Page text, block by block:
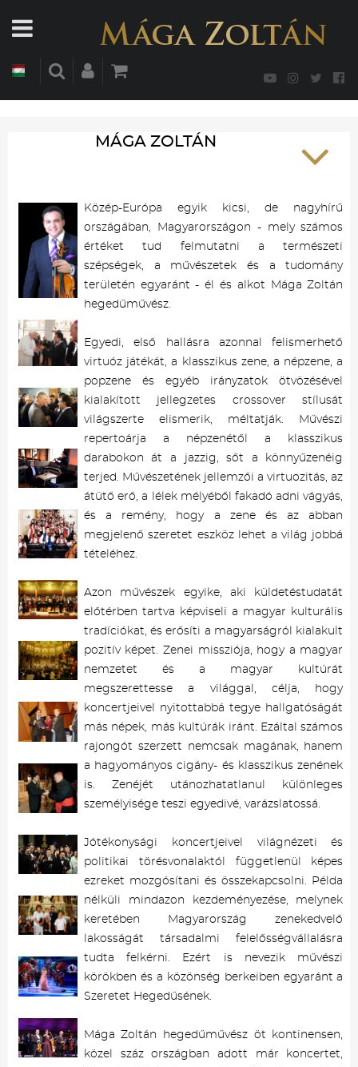
MÁGA ZOLTÁN
Közép-Európa egyik kicsi, de nagyhírű
országában, Magyarországon - mely számos
értéket tud felmutatni a természeti
szépségek, a művészetek és a tudomány
területén egyaránt - él és alkot Mága Zoltán
hegedűművész.
Egyedi, első hallásra azonnal felismerhető
virtuóz játékát, a klasszikus zene, a népzene, a
popzene és egyéb irányzatok ötvözésével
kialakított jellegzetes crossover stílusát
világszerte elismerik, méltatják. Művészi
repertoárja a népzenétől a klasszikus
darabokon át a jazzig, sőt a könnyűzenéig
terjed. Művészetének jellemzői a virtuozitás, az
átütő erő, a lélek mélyéből fakadó adni vágyás,
és a remény, hogy a zene és az abban
megjelenő szeretet eszköz lehet a világ jobbá
tételéhez.
Azon művészek egyike, aki küldetéstudatát
előtérben tartva képviseli a magyar kulturális
tradíciókat, és erősíti a magyarságról kialakult
pozitív képet. Zenei missziója, hogy a magyar
nemzetet és a magyar kultúrát
megszerettesse a világgal, célja, hogy
koncertjeivel nyitottabbá tegye hallgatóságát
más népek, más kultúrák iránt. Ezáltal számos
rajongót szerzett nemcsak magának, hanem
a hagyományos cigány- és klasszikus zenének
is. Zenéjét utánozhatatlanul különleges
személyisége teszi egyedivé, varázslatossá.
Jótékonysági koncertjeivel világnézeti és
politikai törésvonalaktól függetlenül képes
ezreket mozgósítani és összekapcsolni. Példa
nélküli mindazon kezdeményezése, melynek
keretében Magyarország zenekedvelő
lakosságát társadalmi felelősségvállalásra
tudta felkérni. Ezért is nevezik művészi
körökben és a közönség berkeiben egyaránt a
Szeretet Hegedűsének.
Mága Zoltán hegedűművész öt kontinensen,
közel száz országban adott már koncertet,